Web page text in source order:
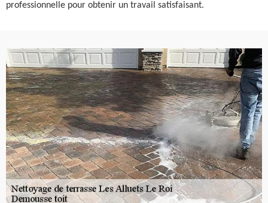
professionnelle pour obtenir un travail satisfaisant.